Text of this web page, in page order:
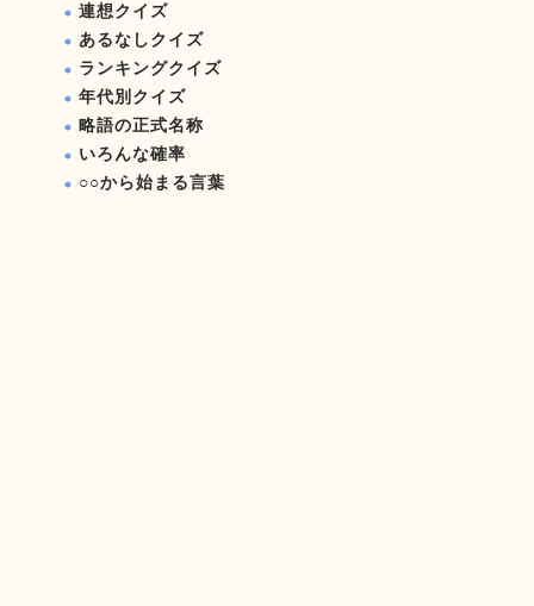
連想クイズ
あるなしクイズ
ランキングクイズ
年代別クイズ
略語の正式名称
いろんな確率
○○から始まる言葉